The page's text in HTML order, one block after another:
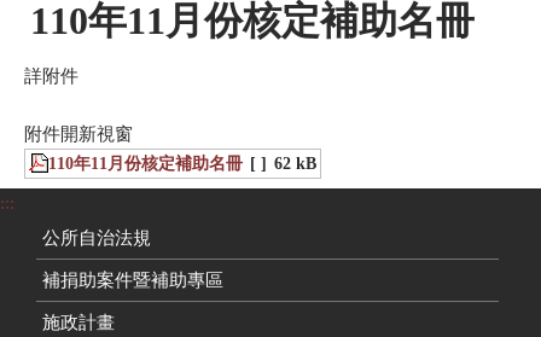
110年11月份核定補助名冊
詳附件
附件開新視窗
110年11月份核定補助名冊 [ ] 62 kB
:::
公所自治法規
補捐助案件暨補助專區
施政計畫